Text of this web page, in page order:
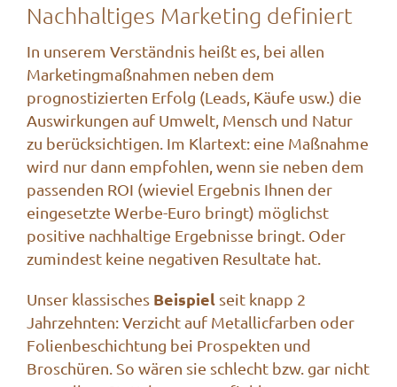
Nachhaltiges Marketing definiert
In unserem Verständnis heißt es, bei allen
Marketingmaßnahmen neben dem
prognostizierten Erfolg (Leads, Käufe usw.) die
Auswirkungen auf Umwelt, Mensch und Natur
zu berücksichtigen. Im Klartext: eine Maßnahme
wird nur dann empfohlen, wenn sie neben dem
passenden ROI (wieviel Ergebnis Ihnen der
eingesetzte Werbe-Euro bringt) möglichst
positive nachhaltige Ergebnisse bringt. Oder
zumindest keine negativen Resultate hat.
Unser klassisches Beispielseit knapp 2
Jahrzehnten: Verzicht auf Metallicfarben oder
Folienbeschichtung bei Prospekten und
Broschüren. So wären sie schlecht bzw. gar nicht